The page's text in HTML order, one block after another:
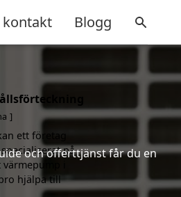
Blogg
och offerttjänst får du en
ett företag
på
i
hjälpa till